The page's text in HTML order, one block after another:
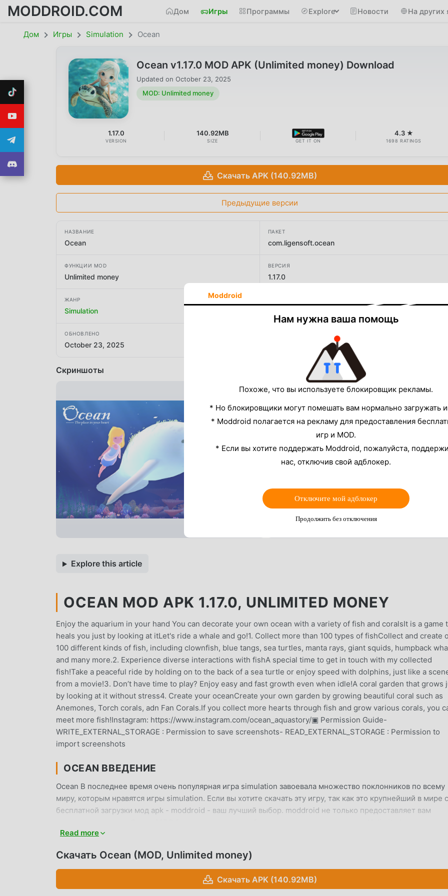
MODDROID.COM Дом Игры Программы Explore Новости На других
Дом Игры Simulation Ocean
Ocean v1.17.0 MOD APK (Unlimited money) Download
Updated on October 23, 2025
MOD: Unlimited money
1.17.0
VERSION
140.92MB
SIZE GET IT ON
4.3 ★
1698 RATINGS
Скачать APK (140.92MB)
Предыдущие версии
НАЗВАНИЕ
Ocean
ПАКЕТ
com.ligensoft.ocean
ФУНКЦИИ MOD
Unlimited money
ВЕРСИЯ
1.17.0
ЖАНР
Simulation
ОБНОВЛЕНО
October 23, 2025
Скриншоты
Explore this article
OCEAN MOD APK 1.17.0, UNLIMITED MONEY
Enjoy the aquarium in your hand You can decorate your own ocean with a variety of fish and coralsIt is a game
heals you just by looking at itLet's ride a whale and go!1. Collect more than 100 types of fishCollect and create
100 different kinds of fish, including clownfish, blue tangs, sea turtles, manta rays, giant squids, humpback
and many more.2. Experience diverse interactions with fishA special time to get in touch with my collected
fish!Take a peaceful ride by holding on to the back of a sea turtle or enjoy speed with dolphins, just like a
from a movie!3. Don’t have time to play? Enjoy easy and fast growth even when idle!A coral garden that grows
by looking at it without stress4. Create your oceanCreate your own garden by growing beautiful coral such as
Anemones, Torch corals, adn Fan Corals.If you collect more hearts through fish and grow various corals, you
meet more fish!Instagram: https://www.instagram.com/ocean_aquastory/▣ Permission Guide-
WRITE_EXTERNAL_STORAGE : Permission to save screenshots- READ_EXTERNAL_STORAGE : Permission to
import screenshots
OCEAN ВВЕДЕНИЕ
Ocean В последнее время очень популярная игра simulation завоевала множество поклонников по всему
миру, которым нравятся игры simulation. Если вы хотите скачать эту игру, так как это крупнейший в мире
бесплатной загрузки мод apk - moddroid - ваш лучший выбор. moddroid не только предоставляет вам
вам сохранить повторяющуюся механическую задачу в игре, чтобы вы могли сосредоточиться на
взимать плату с игроков, и он на 100% безопасен, доступен и бесплатен для установки. Просто скачайте
клиент moddroid, вы можете загрузить и установить Ocean 1.17.0 одним щелчком мыши. Чего же вы
Read more
Скачать Ocean (MOD, Unlimited money)
Скачать APK (140.92MB)
Moddroid
Нам нужна ваша помощь
Похоже, что вы используете блокировщик рекламы.
* Но блокировщики могут помешать вам нормально загружать
* Moddroid полагается на рекламу для предоставления
игр и MOD.
* Если вы хотите поддержать Moddroid, пожалуйста,
нас, отключив свой адблокер.
Отключите мой адблокер
Продолжить без отключения